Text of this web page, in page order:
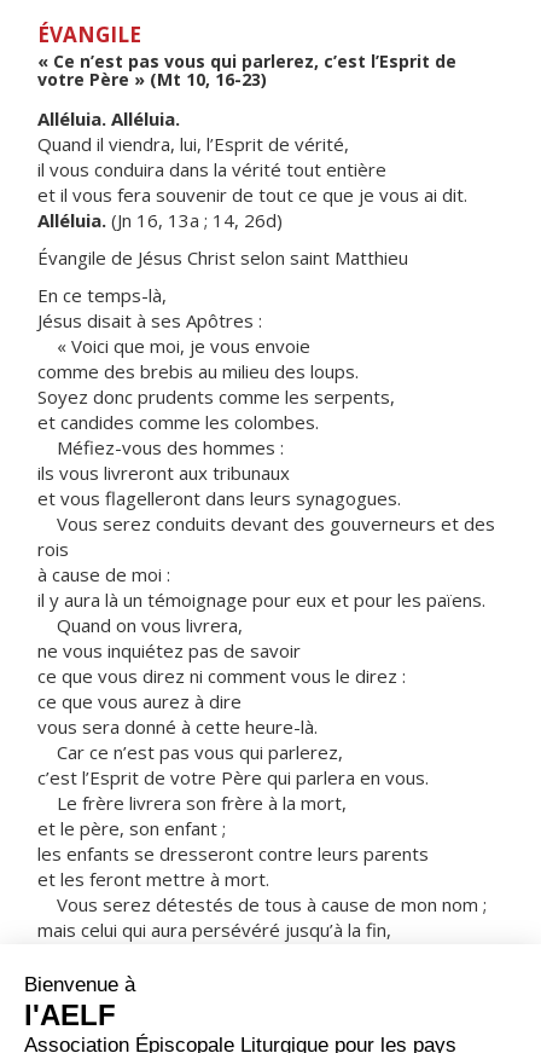
ÉVANGILE
« Ce n’est pas vous qui parlerez, c’est l’Esprit de
votre Père » (Mt 10, 16-23)
Alléluia. Alléluia.
Quand il viendra, lui, l’Esprit de vérité,
il vous conduira dans la vérité tout entière
et il vous fera souvenir de tout ce que je vous ai dit.
Alléluia. (Jn 16, 13a ; 14, 26d)
Évangile de Jésus Christ selon saint Matthieu
En ce temps-là,
Jésus disait à ses Apôtres :
« Voici que moi, je vous envoie
comme des brebis au milieu des loups.
Soyez donc prudents comme les serpents,
et candides comme les colombes.
Méfiez-vous des hommes :
ils vous livreront aux tribunaux
et vous flagelleront dans leurs synagogues.
Vous serez conduits devant des gouverneurs et des
rois
à cause de moi :
il y aura là un témoignage pour eux et pour les païens.
Quand on vous livrera,
ne vous inquiétez pas de savoir
ce que vous direz ni comment vous le direz :
ce que vous aurez à dire
vous sera donné à cette heure-là.
Car ce n’est pas vous qui parlerez,
c’est l’Esprit de votre Père qui parlera en vous.
Le frère livrera son frère à la mort,
et le père, son enfant ;
les enfants se dresseront contre leurs parents
et les feront mettre à mort.
Vous serez détestés de tous à cause de mon nom ;
mais celui qui aura persévéré jusqu’à la fin,
Quand on vous persécutera dans une ville,
fuyez dans une autre.
Amen, je vous le dis :